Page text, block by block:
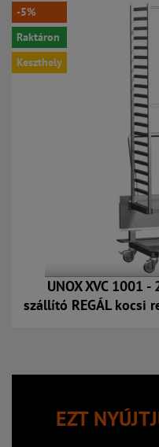
-5%
Raktáron
Keszthely
UNOX XVC 1001
szállító REGÁL kocsi
EZT